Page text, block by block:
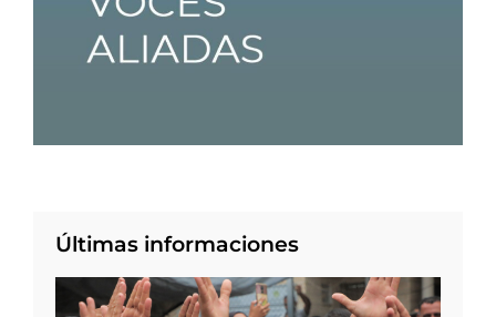
Últimas informaciones